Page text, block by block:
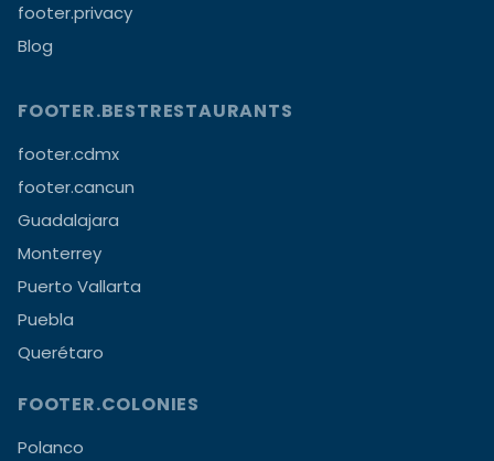
footer.privacy
Blog
FOOTER.BESTRESTAURANTS
footer.cdmx
footer.cancun
Guadalajara
Monterrey
Puerto Vallarta
Puebla
Querétaro
FOOTER.COLONIES
Polanco